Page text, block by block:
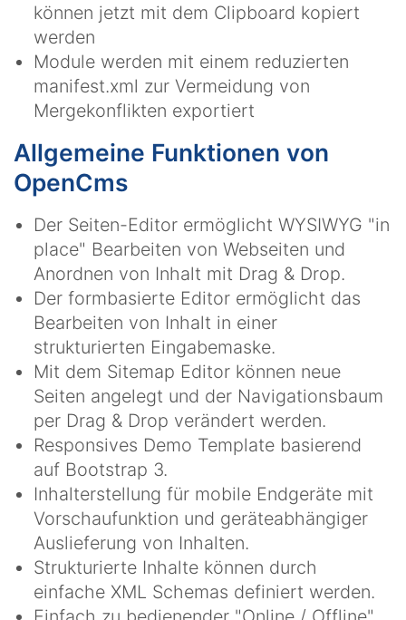
können jetzt mit dem Clipboard kopiert
werden
Module werden mit einem reduzierten
manifest.xml zur Vermeidung von
Mergekonflikten exportiert
Allgemeine Funktionen von
OpenCms
Der Seiten-Editor ermöglicht WYSIWYG "in
place" Bearbeiten von Webseiten und
Anordnen von Inhalt mit Drag & Drop.
Der formbasierte Editor ermöglicht das
Bearbeiten von Inhalt in einer
strukturierten Eingabemaske.
Mit dem Sitemap Editor können neue
Seiten angelegt und der Navigationsbaum
per Drag & Drop verändert werden.
Responsives Demo Template basierend
auf Bootstrap 3.
Inhalterstellung für mobile Endgeräte mit
Vorschaufunktion und geräteabhängiger
Auslieferung von Inhalten.
Strukturierte Inhalte können durch
einfache XML Schemas definiert werden.